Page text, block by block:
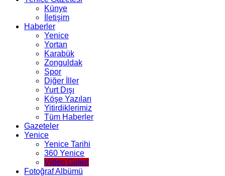
Künye
İletişim
Haberler
Yenice
Yortan
Karabük
Zonguldak
Spor
Diğer İller
Yurt Dışı
Köşe Yazıları
Yitirdiklerimiz
Tüm Haberler
Gazeteler
Yenice
Yenice Tarihi
360 Yenice
Video Galeri
Fotoğraf Albümü